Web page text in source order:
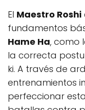
El Maestro Roshi
fundamentos
Hame Ha, como
la correcta
ki. A través de
entrenamientos
perfeccionar